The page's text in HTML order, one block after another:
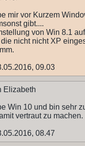
mir vor Kurzem
gibt....
von Win 8.1
die nicht nicht XP
09.03
Elizabeth
Win 10 und bin sehr
vertraut zu
08.47